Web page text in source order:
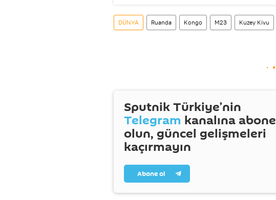
DÜNYA Ruanda Kongo M23 Kuzey Kivu
Sputnik Türkiye’nin
Telegram kanalına abone
olun, güncel gelişmeleri
kaçırmayın
Abone ol